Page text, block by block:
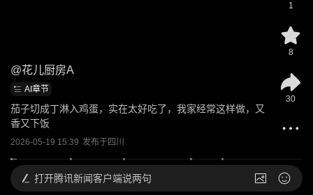
@花儿厨房A
AI章节
茄子切成丁淋入鸡蛋，实在太好吃了，我家经常这样做，又
香又下饭
2026-05-19 15:39 发布于四川
1
8
30
打开腾讯新闻客户端说两句